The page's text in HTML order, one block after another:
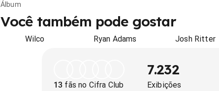
Álbum
Você também pode gostar
Wilco Ryan Adams Josh Ritter
13 fãs no Cifra Club
7.232
Exibições